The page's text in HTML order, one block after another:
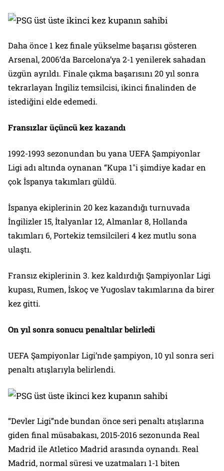
Daha önce 1 kez finale yükselme başarısı gösteren
Arsenal, 2006’da Barcelona’ya 2-1 yenilerek sahadan
üzgün ayrıldı. Finale çıkma başarısını 20 yıl sonra
tekrarlayan İngiliz temsilcisi, ikinci finalinden de
istediğini elde edemedi.
Fransızlar üçüncü kez kazandı
1992-1993 sezonundan bu yana UEFA Şampiyonlar
Ligi adı altında oynanan “Kupa 1″i şimdiye kadar en
çok İspanya takımları güldü.
İspanya ekiplerinin 20 kez kazandığı turnuvada
İngilizler 15, İtalyanlar 12, Almanlar 8, Hollanda
takımları 6, Portekiz temsilcileri 4 kez mutlu sona
ulaştı.
Fransız ekiplerinin 3. kez kaldırdığı Şampiyonlar Ligi
kupası, Rumen, İskoç ve Yugoslav takımlarına da birer
kez gitti.
On yıl sonra sonucu penaltılar belirledi
UEFA Şampiyonlar Ligi’nde şampiyon, 10 yıl sonra seri
penaltı atışlarıyla belirlendi.
“Devler Ligi”nde bundan önce seri penaltı atışlarına
giden final müsabakası, 2015-2016 sezonunda Real
Madrid ile Atletico Madrid arasında oynandı. Real
Madrid, normal süresi ve uzatmaları 1-1 biten